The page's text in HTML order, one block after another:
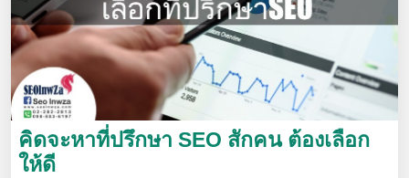
คิดจะหาที่ปรึกษา SEO สักคน ต้องเลือก
ให้ดี